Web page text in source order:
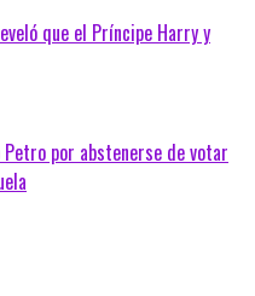
que el Príncipe Harry y
por abstenerse de votar